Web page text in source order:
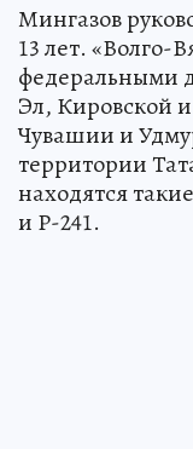
Мингазов
13 лет. «Волго-
федеральными
Эл, Кировской
Чувашии и
территории
находятся
и Р-241.